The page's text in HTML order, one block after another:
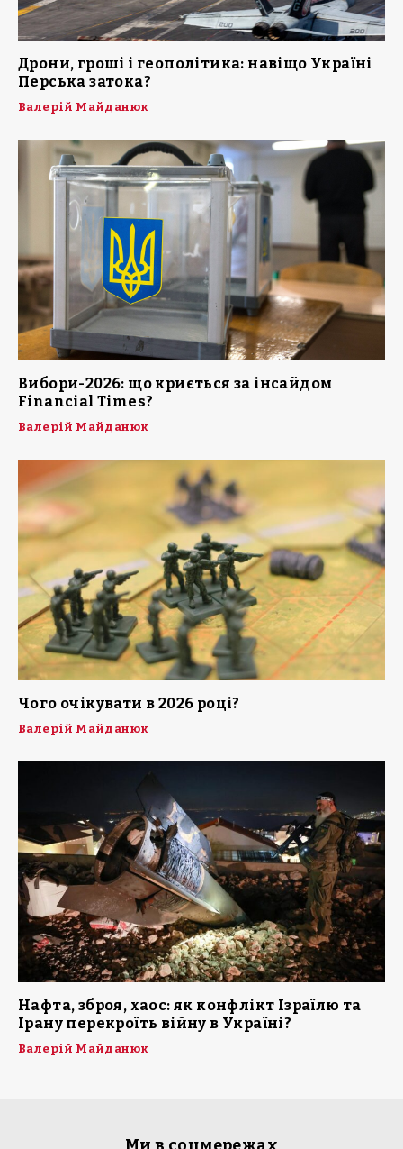
Дрони, гроші і геополітика: навіщо Україні
Перська затока?
Валерій Майданюк
Вибори-2026: що криється за інсайдом
Financial Times?
Валерій Майданюк
Чого очікувати в 2026 році?
Валерій Майданюк
Нафта, зброя, хаос: як конфлікт Ізраїлю та
Ірану перекроїть війну в Україні?
Валерій Майданюк